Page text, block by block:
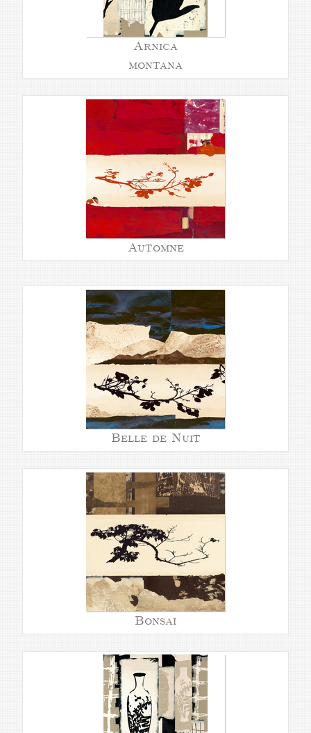
Arnica
montana
Automne
Belle de Nuit
Bonsai